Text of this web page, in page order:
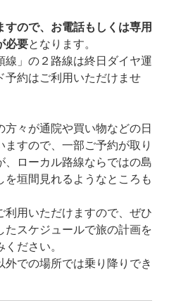
ので、お電話もしくは専用
必要となります。
」の２路線は終日ダイヤ運
予約はご利用いただけませ
々が通院や買い物などの日
すので、一部ご予約が取り
、ローカル路線ならではの島
を垣間見れるようなところも
利用いただけますので、ぜひ
たスケジュールで旅の計画を
ださい。
での場所では乗り降りでき